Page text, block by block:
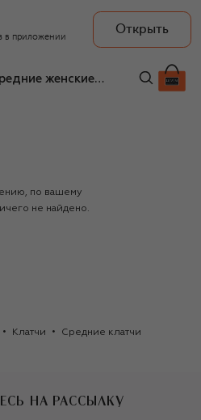
в приложении
Открыть
Бежевые средние женские клатчи Brunello Cucinelli
по вашему
не найдено.
Клатчи Средние клатчи
НА РАССЫЛКУ